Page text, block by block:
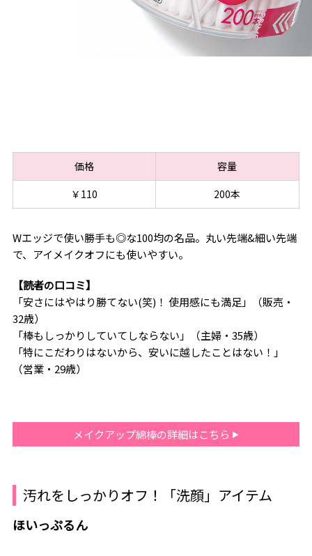
価格
容量
￥110
200本
Wエッジで使い勝手も◎な100均の名品。丸い先端&細い先端
で、アイメイクオフにも使いやすい。
【読者の口コミ】
「安さにはやはり勝てない(笑)！ 使用感にも満足」（販売・
32歳）
「棒もしっかりしていてしならない」（主婦・35歳）
「特にこだわりはないから、安いに越したことはない！」
（営業・29歳）
メイクアップ綿棒の詳細はこちら
汚れをしっかりオフ！「洗顔」アイテム
ほいっぷるん